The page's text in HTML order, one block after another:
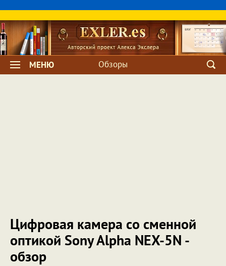
МЕНЮ Обзоры
Цифровая камера со сменной
оптикой Sony Alpha NEX-5N -
обзор